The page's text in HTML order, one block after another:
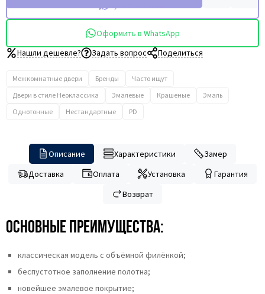
Оформить в WhatsApp
Нашли дешевле?
Задать вопрос Поделиться
Межкомнатные двери Бренды
Часто ищут
Двери в стиле Неоклассика
Эмалевые Крашеные
Эмаль
Однотонные
Нестандартные PD
Описание Характеристики
Замер
Доставка
Оплата Установка
Гарантия
Возврат
Основные преимущества:
классическая модель с объёмной филёнкой;
беспустотное заполнение полотна;
новейшее эмалевое покрытие;